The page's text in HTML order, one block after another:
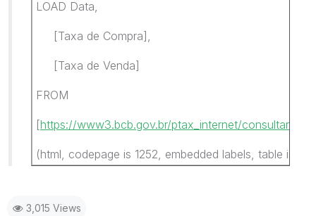
LOAD Data,
[Taxa de Compra],
[Taxa de Venda]
FROM
[https://www3.bcb.gov.br/ptax_internet/
(html, codepage is 1252, embedded labels, table is @1)
3,015 Views